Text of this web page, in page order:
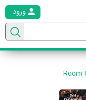
ورود